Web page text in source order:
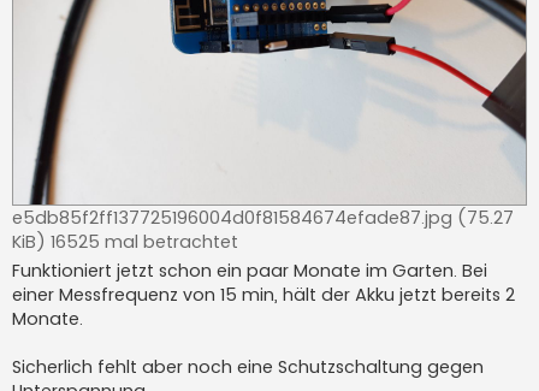
e5db85f2ff137725196004d0f81584674efade87.jpg (75.27
KiB) 16525 mal betrachtet
Funktioniert jetzt schon ein paar Monate im Garten. Bei
einer Messfrequenz von 15 min, hält der Akku jetzt bereits 2
Monate.
Sicherlich fehlt aber noch eine Schutzschaltung gegen